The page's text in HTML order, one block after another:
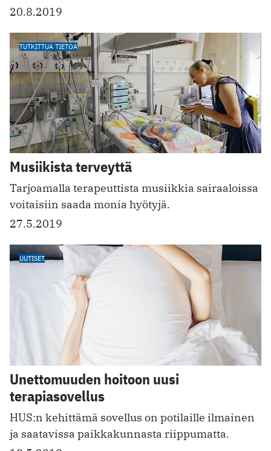
20.8.2019
TUTKITTUA TIETOA
Musiikista terveyttä
Tarjoamalla terapeuttista musiikkia sairaaloissa
voitaisiin saada monia hyötyjä.
27.5.2019
UUTISET
Unettomuuden hoitoon uusi
terapiasovellus
HUS:n kehittämä sovellus on potilaille ilmainen
ja saatavissa paikkakunnasta riippumatta.